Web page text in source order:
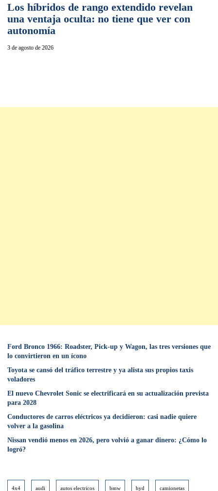
Los híbridos de rango extendido revelan
una ventaja oculta: no tiene que ver con
autonomía
3 de agosto de 2026
Ford Bronco 1966: Roadster, Pick-up y Wagon, las tres versiones que
lo convirtieron en un ícono
Toyota se cansó del tráfico terrestre y ya alista sus propios taxis
voladores
El nuevo Chevrolet Sonic se electrificará en su actualización prevista
para 2028
Conductores de carros eléctricos ya decidieron: casi nadie quiere
volver a la gasolina
Nissan vendió menos en 2026, pero volvió a ganar dinero: ¿Cómo lo
logró?
4x4 audi autos electricos bmw byd camionetas